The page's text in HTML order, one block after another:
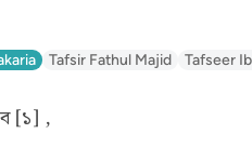
Tafsir Fathul Majid Tafseer
[১] ,